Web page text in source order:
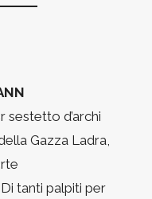
sestetto d’archi
Gazza Ladra,
tanti palpiti per